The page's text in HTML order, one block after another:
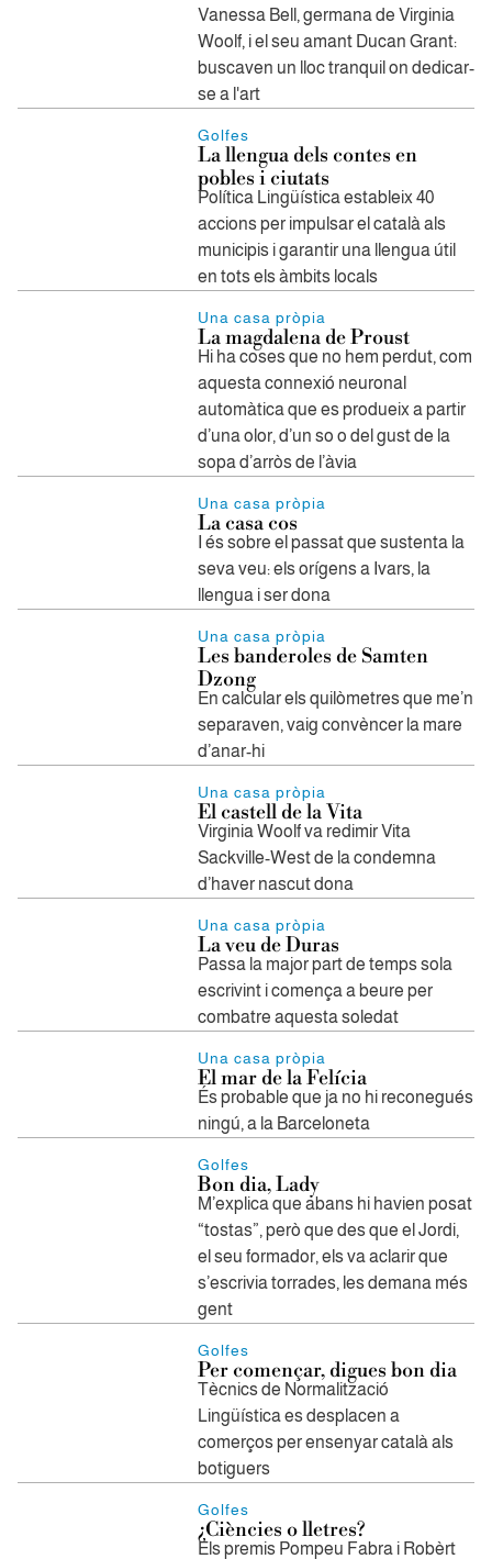
Vanessa Bell, germana de Virginia
Woolf, i el seu amant Ducan Grant:
buscaven un lloc tranquil on dedicar-
se a l'art
Golfes
La llengua dels contes en
pobles i ciutats
Política Lingüística estableix 40
accions per impulsar el català als
municipis i garantir una llengua útil
en tots els àmbits locals
Una casa pròpia
La magdalena de Proust
Hi ha coses que no hem perdut, com
aquesta connexió neuronal
automàtica que es produeix a partir
d’una olor, d’un so o del gust de la
sopa d’arròs de l’àvia
Una casa pròpia
La casa cos
I és sobre el passat que sustenta la
seva veu: els orígens a Ivars, la
llengua i ser dona
Una casa pròpia
Les banderoles de Samten
Dzong
En calcular els quilòmetres que me’n
separaven, vaig convèncer la mare
d’anar-hi
Una casa pròpia
El castell de la Vita
Virginia Woolf va redimir Vita
Sackville-West de la condemna
d’haver nascut dona
Una casa pròpia
La veu de Duras
Passa la major part de temps sola
escrivint i comença a beure per
combatre aquesta soledat
Una casa pròpia
El mar de la Felícia
És probable que ja no hi reconegués
ningú, a la Barceloneta
Golfes
Bon dia, Lady
M’explica que abans hi havien posat
“tostas”, però que des que el Jordi,
el seu formador, els va aclarir que
s’escrivia torrades, les demana més
gent
Golfes
Per començar, digues bon dia
Tècnics de Normalització
Lingüística es desplacen a
comerços per ensenyar català als
botiguers
Golfes
¿Ciències o lletres?
Els premis Pompeu Fabra i Robèrt